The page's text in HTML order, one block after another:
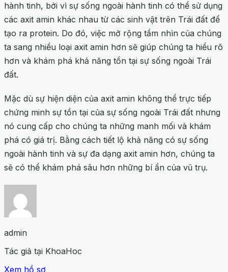
hành tinh, bởi vì sự sống ngoài hành tinh có thể sử dụng
các axit amin khác nhau từ các sinh vật trên Trái đất để
tạo ra protein. Do đó, việc mở rộng tầm nhìn của chúng
ta sang nhiều loại axit amin hơn sẽ giúp chúng ta hiểu rõ
hơn và khám phá khả năng tồn tại sự sống ngoài Trái
đất.
Mặc dù sự hiện diện của axit amin không thể trực tiếp
chứng minh sự tồn tại của sự sống ngoài Trái đất nhưng
nó cung cấp cho chúng ta những manh mối và khám
phá có giá trị. Bằng cách tiết lộ khả năng có sự sống
ngoài hành tinh và sự đa dạng axit amin hơn, chúng ta
sẽ có thể khám phá sâu hơn những bí ẩn của vũ trụ.
admin
Tác giả tại KhoaHoc
Xem hồ sơ